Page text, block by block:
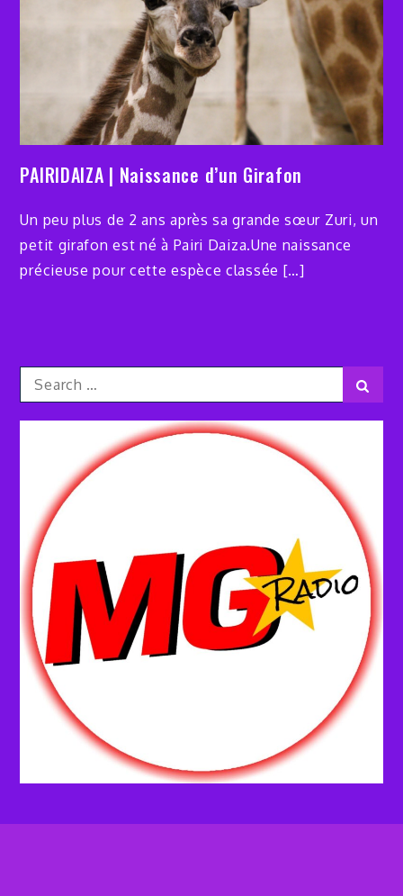
PAIRIDAIZA | Naissance d’un Girafon
Un peu plus de 2 ans après sa grande sœur Zuri, un
petit girafon est né à Pairi Daiza.Une naissance
précieuse pour cette espèce classée […]
Search
for: